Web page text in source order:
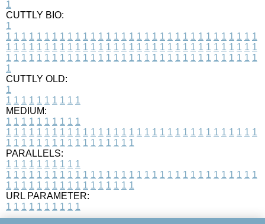
1
CUTTLY BIO:
1
1 1 1 1 1 1 1 1 1 1 1 1 1 1 1 1 1 1 1 1 1 1 1 1 1 1 1 1 1 1 1 1 1
1 1 1 1 1 1 1 1 1 1 1 1 1 1 1 1 1 1 1 1 1 1 1 1 1 1 1 1 1 1 1 1 1
1 1 1 1 1 1 1 1 1 1 1 1 1 1 1 1 1 1 1 1 1 1 1 1 1 1 1 1 1 1 1 1 1
1
CUTTLY OLD:
1
1 1 1 1 1 1 1 1 1 1
MEDIUM:
1 1 1 1 1 1 1 1 1 1
1 1 1 1 1 1 1 1 1 1 1 1 1 1 1 1 1 1 1 1 1 1 1 1 1 1 1 1 1 1 1 1 1
1 1 1 1 1 1 1 1 1 1 1 1 1 1 1 1 1
PARALLELS:
1 1 1 1 1 1 1 1 1 1
1 1 1 1 1 1 1 1 1 1 1 1 1 1 1 1 1 1 1 1 1 1 1 1 1 1 1 1 1 1 1 1 1
1 1 1 1 1 1 1 1 1 1 1 1 1 1 1 1 1
URL PARAMETER:
1 1 1 1 1 1 1 1 1 1